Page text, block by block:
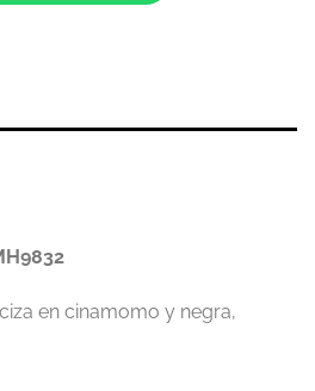
en cinamomo y negra,